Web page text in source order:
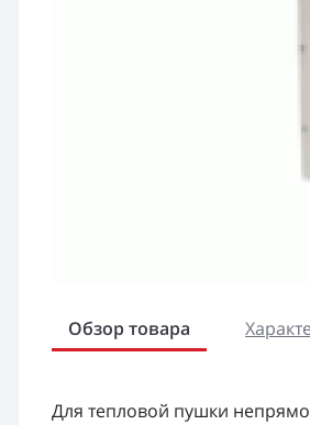
Обзор товара
Для тепловой пушки